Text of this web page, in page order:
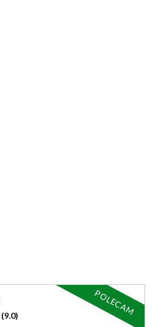
(9.0) POLECAM